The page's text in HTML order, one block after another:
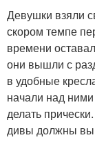
Девушки взяли
скором темпе
времени
они вышли с
в удобные
начали над
делать
дивы должны